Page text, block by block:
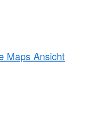
Maps Ansicht